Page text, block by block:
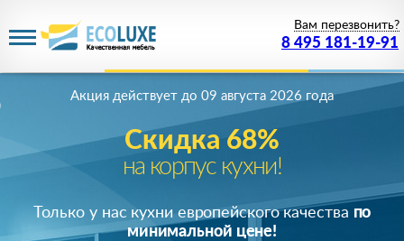
8 495 181-19-91
Вам перезвонить?
Скидка 68%
на корпус кухни!
Акция действует до 09 августа 2026 года
Только у нас кухни европейского качества по
минимальной цене!